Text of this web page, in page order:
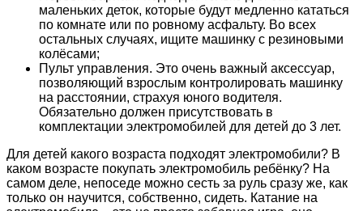
маленьких деток, которые будут медленно кататься
по комнате или по ровному асфальту. Во всех
остальных случаях, ищите машинку с резиновыми
колёсами;
Пульт управления. Это очень важный аксессуар,
позволяющий взрослым контролировать машинку
на расстоянии, страхуя юного водителя.
Обязательно должен присутствовать в
комплектации электромобилей для детей до 3 лет.
Для детей какого возраста подходят электромобили? В
каком возрасте покупать электромобиль ребёнку? На
самом деле, непоседе можно сесть за руль сразу же, как
только он научится, собственно, сидеть. Катание на